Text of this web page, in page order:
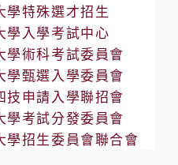
學特殊選才招生
學入學考試中心
學術科考試委員會
學甄選入學委員會
技申請入學聯招會
學考試分發委員會
學招生委員會聯合會